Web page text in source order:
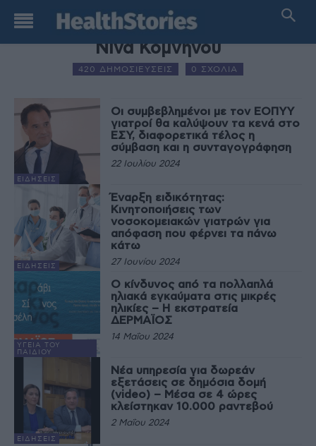
AUTHOR NAME
Νίνα Κομνηνού
420 ΔΗΜΟΣΙΕΥΣΕΙΣ 0 ΣΧΟΛΙΑ
ΕΙΔΉΣΕΙΣ
Οι συμβεβλημένοι με τον ΕΟΠΥΥ
γιατροί θα καλύψουν τα κενά στο
ΕΣΥ, διαφορετικά τέλος η
σύμβαση και η συνταγογράφηση
22 Ιουλίου 2024
ΕΙΔΉΣΕΙΣ
Έναρξη ειδικότητας:
Κινητοποιήσεις των
νοσοκομειακών γιατρών για
απόφαση που φέρνει τα πάνω
κάτω
27 Ιουνίου 2024
ΥΓΕΊΑ ΤΟΥ
ΠΑΙΔΙΟΎ
Ο κίνδυνος από τα πολλαπλά
ηλιακά εγκαύματα στις μικρές
ηλικίες – Η εκστρατεία
ΔΕΡΜΑΪΟΣ
14 Μαΐου 2024
ΕΙΔΉΣΕΙΣ
Νέα υπηρεσία για δωρεάν
εξετάσεις σε δημόσια δομή
(video) – Μέσα σε 4 ώρες
κλείστηκαν 10.000 ραντεβού
2 Μαΐου 2024